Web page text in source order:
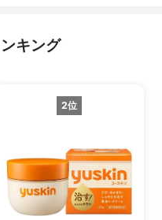
キング
2位